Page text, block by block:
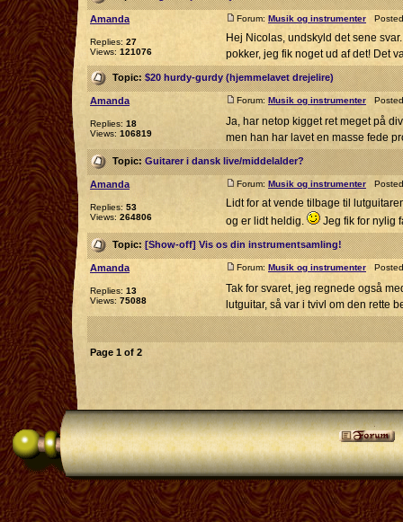
Amanda
Replies: 27
Views: 121076
Forum: Musik og instrumenter
Hej Nicolas, undskyld det sene
pokker, jeg fik noget ud af det! Det
Topic:$20 hurdy-gurdy (hjemmelavet drejelire)
Amanda
Replies: 18
Views: 106819
Forum: Musik og instrumenter
Ja, har netop kigget ret meget på
men han har lavet en masse fede
Topic:Guitarer i dansk live/middelalder?
Amanda
Replies: 53
Views: 264806
Forum: Musik og instrumenter
Lidt for at vende tilbage til
og er lidt heldig.
Jeg fik for nylig
Topic:[Show-off] Vis os din instrumentsamling!
Amanda
Replies: 13
Views: 75088
Forum: Musik og instrumenter
Tak for svaret, jeg regnede også
lutguitar, så var i tvivl om den rette
Page 1 of 2